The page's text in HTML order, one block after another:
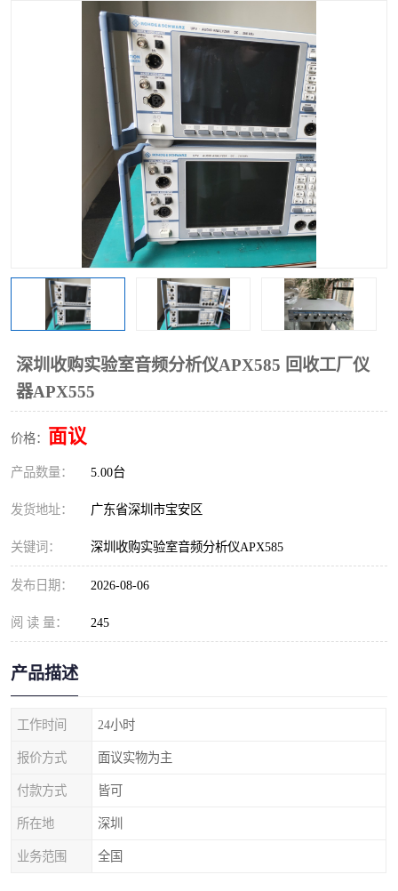
深圳收购实验室音频分析仪APX585 回收工厂仪
器APX555
价格： 面议
产品数量： 5.00台
发货地址： 广东省深圳市宝安区
关键词： 深圳收购实验室音频分析仪APX585
发布日期： 2026-08-06
阅 读 量： 245
产品描述
工作时间 24小时
报价方式 面议实物为主
付款方式 皆可
所在地 深圳
业务范围 全国